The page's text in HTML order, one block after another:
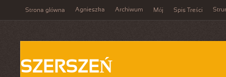
Strona główna Agnieszka Archiwum Mój Spis Treści
SZERSZEŃ